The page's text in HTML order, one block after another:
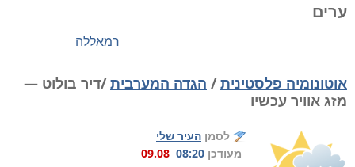
ערים
רמאללה
אוטונומיה פלסטינית/ הגדה המערבית/דיר בולוט —
מזג אוויר עכשיו
לסמן העיר שלי
מעודכן 08:20
09.08